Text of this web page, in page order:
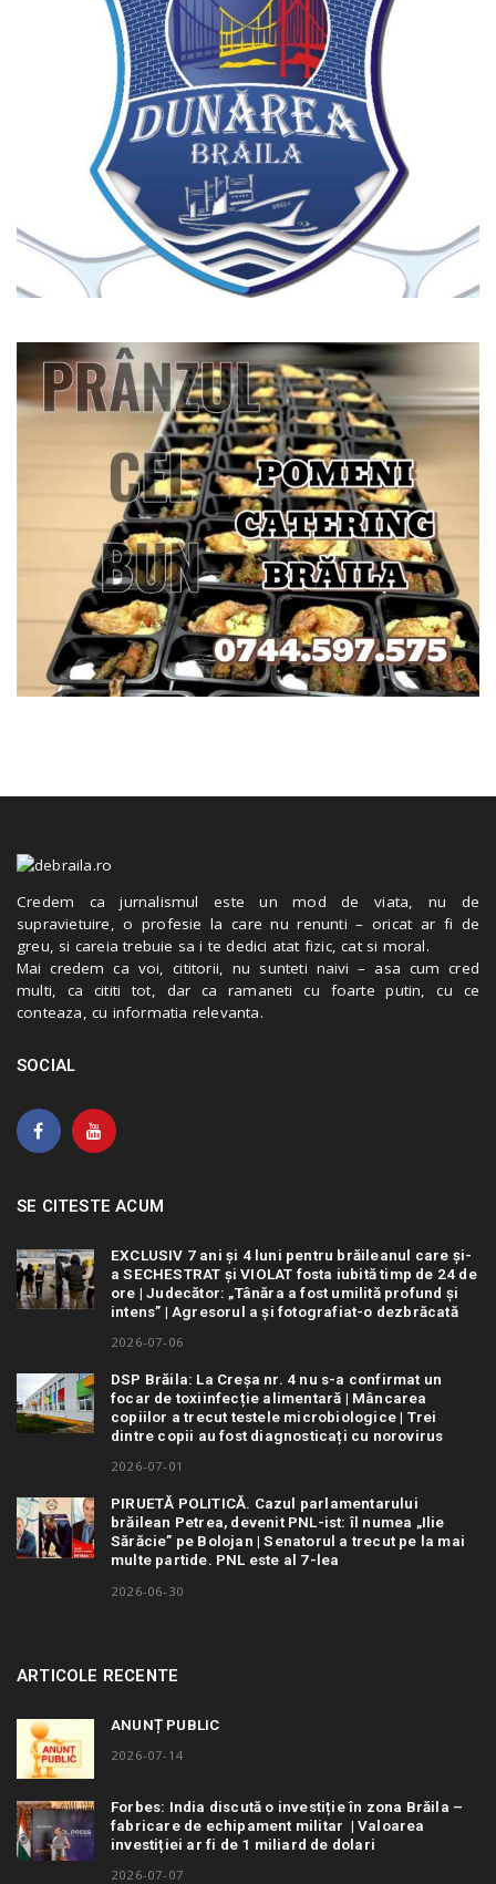
Credem ca jurnalismul este un mod de viata, nu de
supravietuire, o profesie la care nu renunti – oricat ar fi de
greu, si careia trebuie sa i te dedici atat fizic, cat si moral.
Mai credem ca voi, cititorii, nu sunteti naivi – asa cum cred
multi, ca cititi tot, dar ca ramaneti cu foarte putin, cu ce
conteaza, cu informatia relevanta.
SOCIAL
SE CITESTE ACUM
EXCLUSIV 7 ani și 4 luni pentru brăileanul care și-
a SECHESTRAT și VIOLAT fosta iubită timp de 24 de
ore | Judecător: „Tânăra a fost umilită profund și
intens” | Agresorul a și fotografiat-o dezbrăcată
2026-07-06
DSP Brăila: La Creșa nr. 4 nu s-a confirmat un
focar de toxiinfecție alimentară | Mâncarea
copiilor a trecut testele microbiologice | Trei
dintre copii au fost diagnosticați cu norovirus
2026-07-01
PIRUETĂ POLITICĂ. Cazul parlamentarului
brăilean Petrea, devenit PNL-ist: îl numea „Ilie
Sărăcie” pe Bolojan | Senatorul a trecut pe la mai
multe partide. PNL este al 7-lea
2026-06-30
ARTICOLE RECENTE
ANUNȚ PUBLIC
2026-07-14
Forbes: India discută o investiție în zona Brăila –
fabricare de echipament militar | Valoarea
investiției ar fi de 1 miliard de dolari
2026-07-07